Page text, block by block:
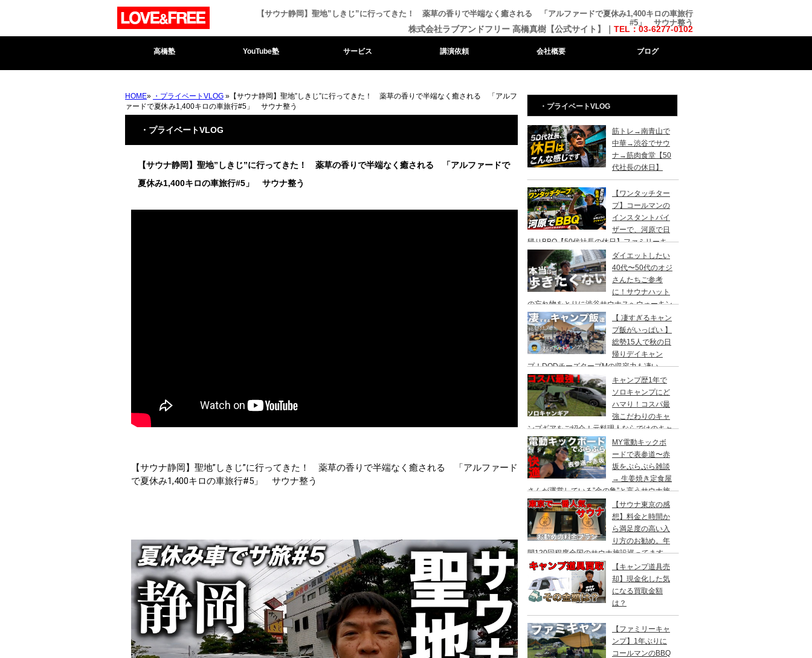
【サウナ静岡】聖地”しきじ”に行ってきた！ 薬草の香りで半端なく癒される 「アルファードで夏休み1,400キロの車旅行
#5」 サウナ整う
株式会社ラブアンドフリー 高橋真樹【公式サイト】｜ TEL：03-6277-0102
高橋塾 YouTube塾 サービス 講演依頼 会社概要 ブログ
HOME» ・プライベートVLOG »【サウナ静岡】聖地”しきじ”に行ってきた！ 薬草の香りで半端なく癒される 「アルフ
ァードで夏休み1,400キロの車旅行#5」 サウナ整う
・プライベートVLOG
【サウナ静岡】聖地”しきじ”に行ってきた！ 薬草の香りで半端なく癒される 「アルファードで
夏休み1,400キロの車旅行#5」 サウナ整う
【サウナ静岡】聖地”しきじ”に行ってきた！　薬草の香りで半端なく癒される　「アルファード
で夏休み1,400キロの車旅行#5」　サウナ整う
・プライベートVLOG
筋トレ→南青山で
中華→渋谷でサウ
ナ→筋肉食堂【50
代社長の休日】
【ワンタッチター
プ】コールマンの
インスタントバイ
ザーで、河原で日
帰りBBQ【50代社長の休日】ファミリーキ
ャンプ初心者さんは、まずこのスタイルでデ
イキャンプがおすすめです。
ダイエットしたい
40代〜50代のオジ
さんたちご参考
に！サウナハット
の忘れ物をとりに渋谷サウナスへウォーキン
グ→ ランチはカレー食べに六本木のCoCo壱
番屋へ
【 凄すぎるキャン
プ飯がいっぱい 】
総勢15人で秋の日
帰りデイキャン
プ！DODチーズタープMの収容力も凄い。
都内のキャンプ場”秋川橋河川公園バーベキ
ューランド”
キャンプ歴1年で
ソロキャンプにど
ハマり！コスパ最
強こだわりのキャ
ンプギアをご紹介！元料理人ならではのキャ
ンプ飯も堪能。今回は、千葉県一番星キャン
プ場で雨キャンプでソログルキャンプ。
MY電動キックボ
ードで表参道〜赤
坂をぷらぷら雑談
→ 生姜焼き定食屋
さんが運営している”金の亀”と言うサウナ施
設へ行ってきました。
【サウナ東京の感
想】料金と時間か
ら満足度の高い入
り方のお勧め。年
間120回程度全国のサウナ施設巡ってます。
【キャンプ道具売
却】現金化した気
になる買取金額
は？
【ファミリーキャ
ンプ】1年ぶりに
コールマンのBBQ